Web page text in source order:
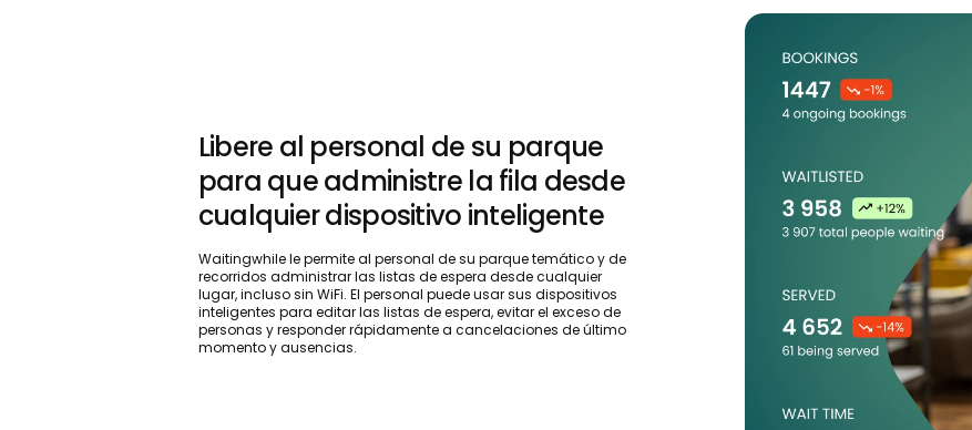
Libere al personal de su parque
para que administre la fila desde
cualquier dispositivo inteligente
Waitingwhile le permite al personal de su parque temático y de
recorridos administrar las listas de espera desde cualquier
lugar, incluso sin WiFi. El personal puede usar sus dispositivos
inteligentes para editar las listas de espera, evitar el exceso de
personas y responder rápidamente a cancelaciones de último
momento y ausencias.